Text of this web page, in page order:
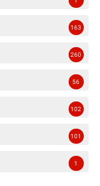
163
260
56
102
101
1